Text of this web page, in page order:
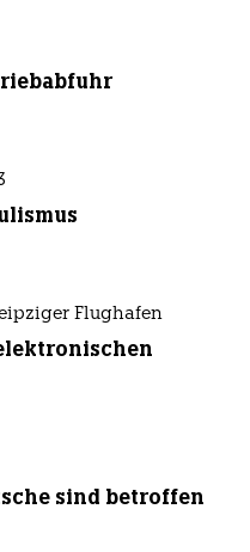
Flughafen
sind betroffen